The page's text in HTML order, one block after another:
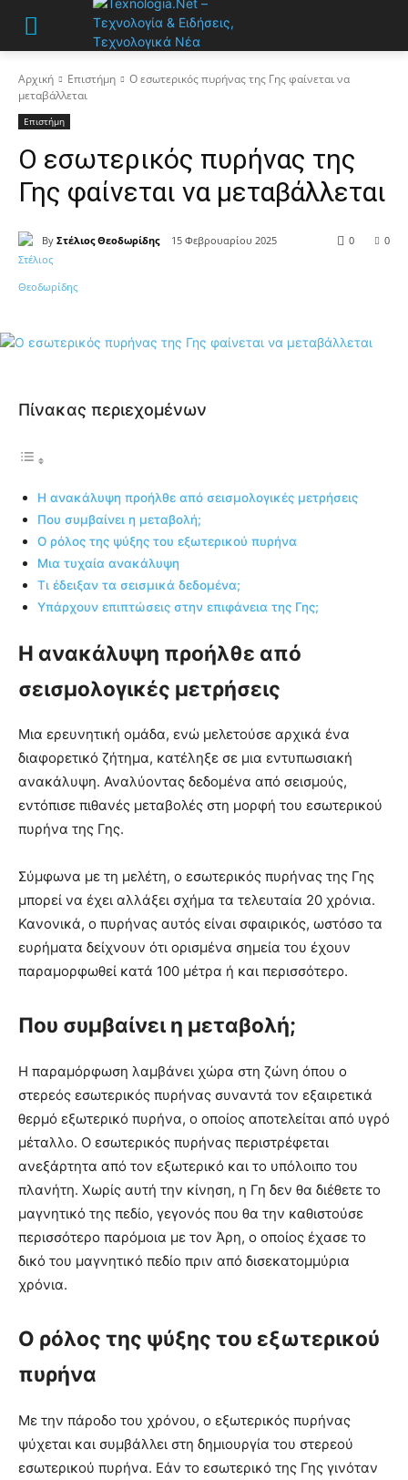
Αρχική Επιστήμη
Ο εσωτερικός πυρήνας της Γης φαίνεται να
μεταβάλλεται
Επιστήμη
Ο εσωτερικός πυρήνας της
Γης φαίνεται να μεταβάλλεται
By Στέλιος Θεοδωρίδης 15 Φεβρουαρίου 2025 0
0
Πίνακας περιεχομένων
Η ανακάλυψη προήλθε από σεισμολογικές μετρήσεις
Που συμβαίνει η μεταβολή;
Ο ρόλος της ψύξης του εξωτερικού πυρήνα
Μια τυχαία ανακάλυψη
Τι έδειξαν τα σεισμικά δεδομένα;
Υπάρχουν επιπτώσεις στην επιφάνεια της Γης;
Η ανακάλυψη προήλθε από
σεισμολογικές μετρήσεις
Μια ερευνητική ομάδα, ενώ μελετούσε αρχικά ένα
διαφορετικό ζήτημα, κατέληξε σε μια εντυπωσιακή
ανακάλυψη. Αναλύοντας δεδομένα από σεισμούς,
εντόπισε πιθανές μεταβολές στη μορφή του εσωτερικού
πυρήνα της Γης.
Σύμφωνα με τη μελέτη, ο εσωτερικός πυρήνας της Γης
μπορεί να έχει αλλάξει σχήμα τα τελευταία 20 χρόνια.
Κανονικά, ο πυρήνας αυτός είναι σφαιρικός, ωστόσο τα
ευρήματα δείχνουν ότι ορισμένα σημεία του έχουν
παραμορφωθεί κατά 100 μέτρα ή και περισσότερο.
Που συμβαίνει η μεταβολή;
Η παραμόρφωση λαμβάνει χώρα στη ζώνη όπου ο
στερεός εσωτερικός πυρήνας συναντά τον εξαιρετικά
θερμό εξωτερικό πυρήνα, ο οποίος αποτελείται από υγρό
μέταλλο. Ο εσωτερικός πυρήνας περιστρέφεται
ανεξάρτητα από τον εξωτερικό και το υπόλοιπο του
πλανήτη. Χωρίς αυτή την κίνηση, η Γη δεν θα διέθετε το
μαγνητικό της πεδίο, γεγονός που θα την καθιστούσε
περισσότερο παρόμοια με τον Άρη, ο οποίος έχασε το
δικό του μαγνητικό πεδίο πριν από δισεκατομμύρια
χρόνια.
Ο ρόλος της ψύξης του εξωτερικού
πυρήνα
Με την πάροδο του χρόνου, ο εξωτερικός πυρήνας
ψύχεται και συμβάλλει στη δημιουργία του στερεού
εσωτερικού πυρήνα. Εάν το εσωτερικό της Γης γινόταν